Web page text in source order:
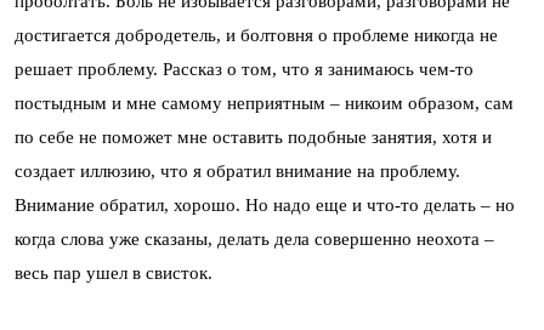
достигается добродетель, и болтовня о проблеме никогда не
решает проблему. Рассказ о том, что я занимаюсь чем-то
постыдным и мне самому неприятным – никоим образом, сам
по себе не поможет мне оставить подобные занятия, хотя и
создает иллюзию, что я обратил внимание на проблему.
Внимание обратил, хорошо. Но надо еще и что-то делать – но
когда слова уже сказаны, делать дела совершенно неохота –
весь пар ушел в свисток.